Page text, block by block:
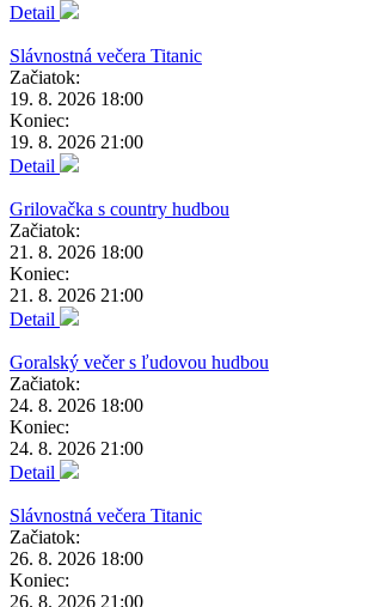
Detail
Slávnostná večera Titanic
Začiatok:
19. 8. 2026 18:00
Koniec:
19. 8. 2026 21:00
Detail
Grilovačka s country hudbou
Začiatok:
21. 8. 2026 18:00
Koniec:
21. 8. 2026 21:00
Detail
Goralský večer s ľudovou hudbou
Začiatok:
24. 8. 2026 18:00
Koniec:
24. 8. 2026 21:00
Detail
Slávnostná večera Titanic
Začiatok:
26. 8. 2026 18:00
Koniec:
26. 8. 2026 21:00